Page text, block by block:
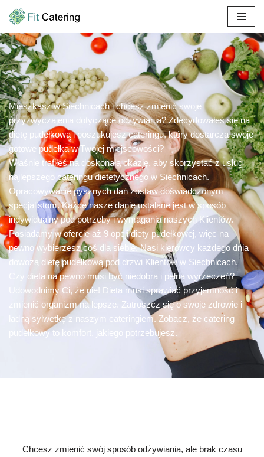
Przejdź
do
treści
Mieszkasz w Siechnicach i chcesz zmienić swoje
przyzwyczajenia dotyczące odżywiania? Zdecydowałeś się na
dietę pudełkową i poszukujesz cateringu, który dostarcza swoje
gotowe pudełka w Twojej miejscowości?
Właśnie trafiłeś na doskonałą okazję, aby skorzystać z usług
najlepszego cateringu dietetycznego w Siechnicach.
Opracowywanie pysznych dań zostaw doświadczonym
specjalistom. Każde nasze danie ustalane jest w sposób
indywidualny pod potrzeby i wymagania naszych Klientów.
Posiadamy w ofercie aż 9 opcji diety pudełkowej, więc na
pewno wybierzesz coś dla siebie. Nasi kierowcy każdego dnia
dowożą dietę pudełkową pod drzwi Klientów w Siechnicach.
Czy dieta na pewno musi być niedobra i pełna wyrzeczeń?
Udowodnimy Ci, że nie! Dieta musi sprawiać przyjemność i
zmienić organizm na lepsze. Zatroszcz się o swoje zdrowie i
ładną sylwetkę z naszym cateringiem. Zobacz, że catering
pudełkowy to komfort, jakiego potrzebujesz.
Chcesz zmienić swój sposób odżywiania, ale brak czasu